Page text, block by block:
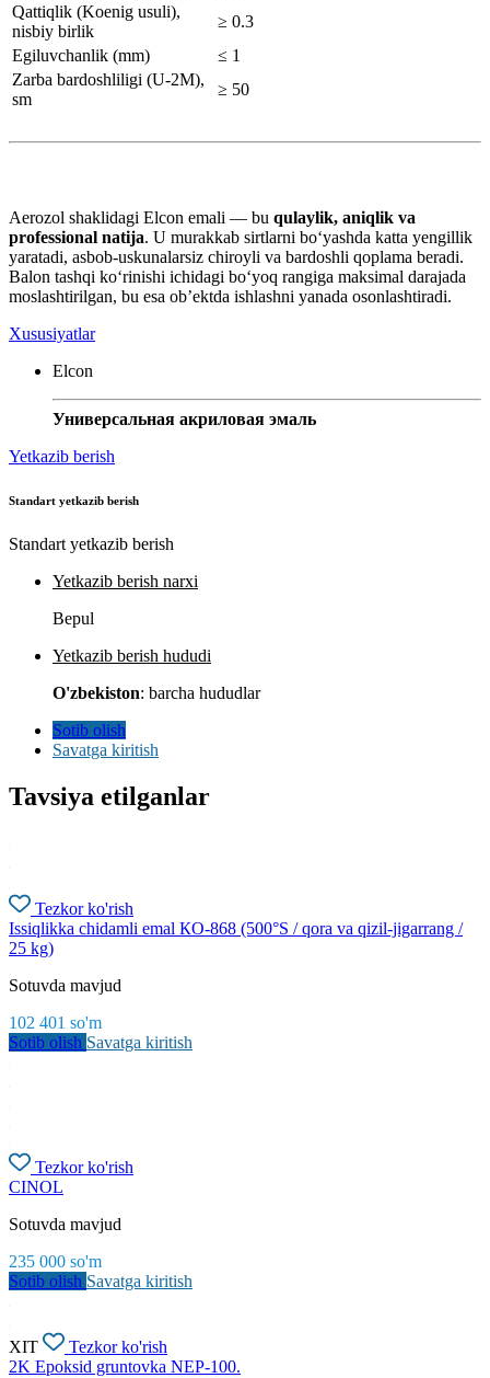
Qattiqlik (Koenig usuli),
nisbiy birlik
≥ 0.3
Egiluvchanlik (mm)
≤ 1
Zarba bardoshliligi (U-2M),
sm
≥ 50
Aerozol shaklidagi Elcon emali — bu qulaylik, aniqlik va
professional natija. U murakkab sirtlarni bo‘yashda katta yengillik
yaratadi, asbob-uskunalarsiz chiroyli va bardoshli qoplama beradi.
Balon tashqi ko‘rinishi ichidagi bo‘yoq rangiga maksimal darajada
moslashtirilgan, bu esa ob’ektda ishlashni yanada osonlashtiradi.
Xususiyatlar
Elcon
Универсальная акриловая эмаль
Yetkazib berish
Standart yetkazib berish
Standart yetkazib berish
Yetkazib berish narxi
Bepul
Yetkazib berish hududi
O'zbekiston: barcha hududlar
Sotib olish
Savatga kiritish
Tavsiya etilganlar
Tezkor ko'rish
Issiqlikka chidamli emal КО-868 (500°S / qora va qizil-jigarrang /
25 kg)
Sotuvda mavjud
102 401 so'm
Sotib olish Savatga kiritish
Tezkor ko'rish
CINOL
Sotuvda mavjud
235 000 so'm
Sotib olish Savatga kiritish
XIT
Tezkor ko'rish
2K Epoksid gruntovka NEP-100.